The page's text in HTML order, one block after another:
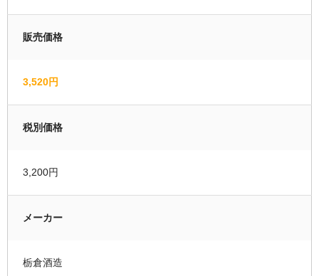
販売価格
3,520円
税別価格
3,200円
メーカー
栃倉酒造